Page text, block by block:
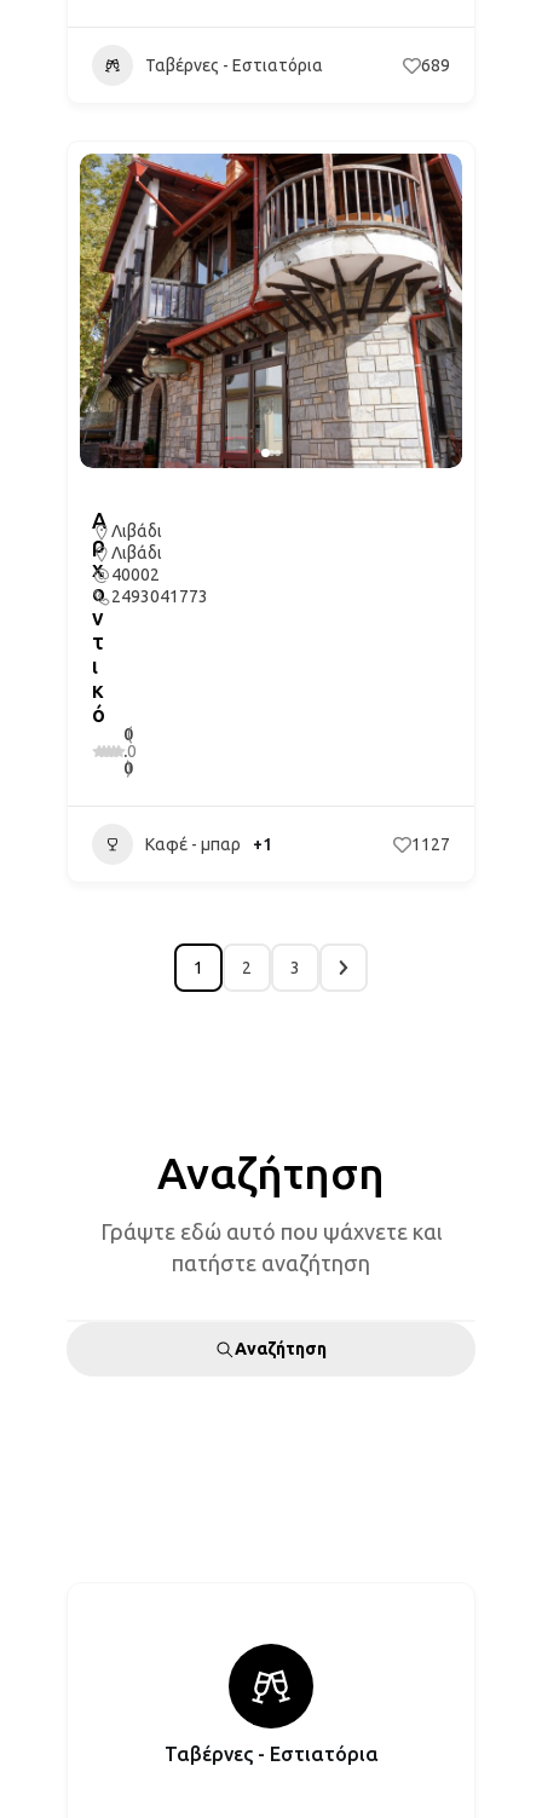
Ταβέρνες - Εστιατόρια 689
Α
ρ
χ
ο
ν
τ
ι
κ
ό
0
.
0
(
0
)
Λιβάδι
Λιβάδι
40002
2493041773
Καφέ - μπαρ +1 1127
1 2 3
Αναζήτηση
Γράψτε εδώ αυτό που ψάχνετε και
πατήστε αναζήτηση
Αναζήτηση
Ταβέρνες - Εστιατόρια